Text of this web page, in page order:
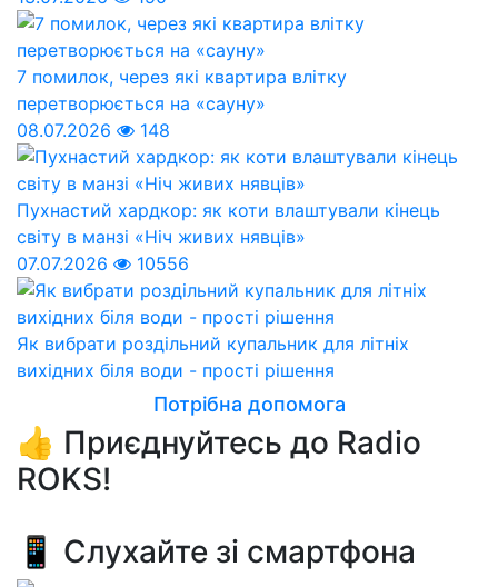
7 помилок, через які квартира влітку
перетворюється на «сауну»
08.07.2026
148
Пухнастий хардкор: як коти влаштували кінець
світу в манзі «Ніч живих нявців»
07.07.2026
10556
Як вибрати роздільний купальник для літніх
вихідних біля води - прості рішення
Потрібна допомога
👍 Приєднуйтесь до Radio
ROKS!
📱 Слухайте зі смартфона